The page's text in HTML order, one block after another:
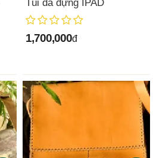
Túi da đựng IPAD
1,700,000đ